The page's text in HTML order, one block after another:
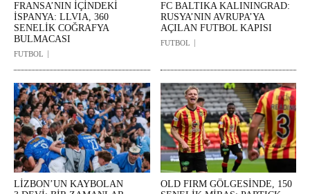
FRANSA’NIN İÇİNDEKİ
İSPANYA: LLVIA, 360
SENELİK COĞRAFYA
BULMACASI
FUTBOL
FC BALTIKA KALININGRAD:
RUSYA’NIN AVRUPA’YA
AÇILAN FUTBOL KAPISI
FUTBOL
LİZBON’UN KAYBOLAN
OLD FIRM GÖLGESİNDE, 150